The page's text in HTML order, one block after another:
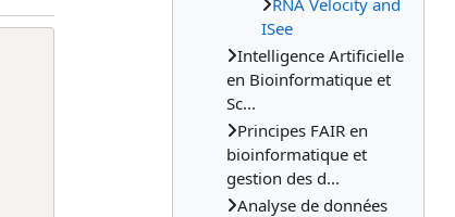
RNA Velocity and
ISee
Intelligence Artificielle
en Bioinformatique et
Sc...
Principes FAIR en
bioinformatique et
gestion des d...
Analyse de données